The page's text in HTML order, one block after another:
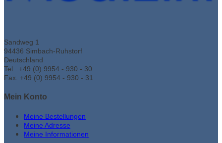
Sandweg 1
94436 Simbach-Ruhstorf
Deutschland
Tel. +49 (0) 9954 - 930 - 30
Fax. +49 (0) 9954 - 930 - 31
Mein Konto
Meine Bestellungen
Meine Adresse
Meine Informationen